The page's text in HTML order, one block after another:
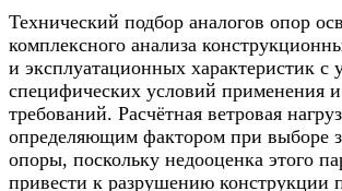
Технический подбор аналогов опор
комплексного анализа
и эксплуатационных характеристик с
специфических условий применения
требований. Расчётная ветровая
определяющим фактором при выборе
опоры, поскольку недооценка этого
привести к разрушению конструкции